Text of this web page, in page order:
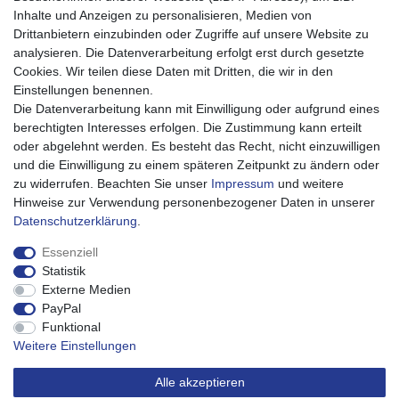
Bestellablauf 0% MwSt PV
Mein Konto
Mein Account
Registrieren
Warenkorb
Kasse
Service
Datenschutzerklärung
AGB
Barrierefreiheitserklärung
Über uns
Karriere
Inhalte und Anzeigen zu personalisieren, Medien von
Drittanbietern einzubinden oder Zugriffe auf unsere Website zu
analysieren. Die Datenverarbeitung erfolgt erst durch gesetzte
Cookies. Wir teilen diese Daten mit Dritten, die wir in den
Einstellungen benennen.
Die Datenverarbeitung kann mit Einwilligung oder aufgrund eines
berechtigten Interesses erfolgen. Die Zustimmung kann erteilt
oder abgelehnt werden. Es besteht das Recht, nicht einzuwilligen
und die Einwilligung zu einem späteren Zeitpunkt zu ändern oder
zu widerrufen. Beachten Sie unser Impressum und weitere
Hinweise zur Verwendung personenbezogener Daten in unserer
Daten­schutz­erklärung
Essenziell
Statistik
Externe Medien
PayPal
Funktional
Weitere Einstellungen
Alle akzeptieren